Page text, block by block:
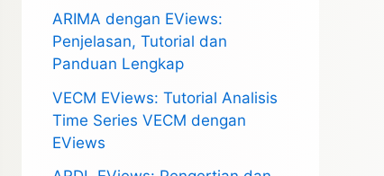
ARIMA dengan EViews:
Penjelasan, Tutorial dan
Panduan Lengkap
VECM EViews: Tutorial Analisis
Time Series VECM dengan
EViews